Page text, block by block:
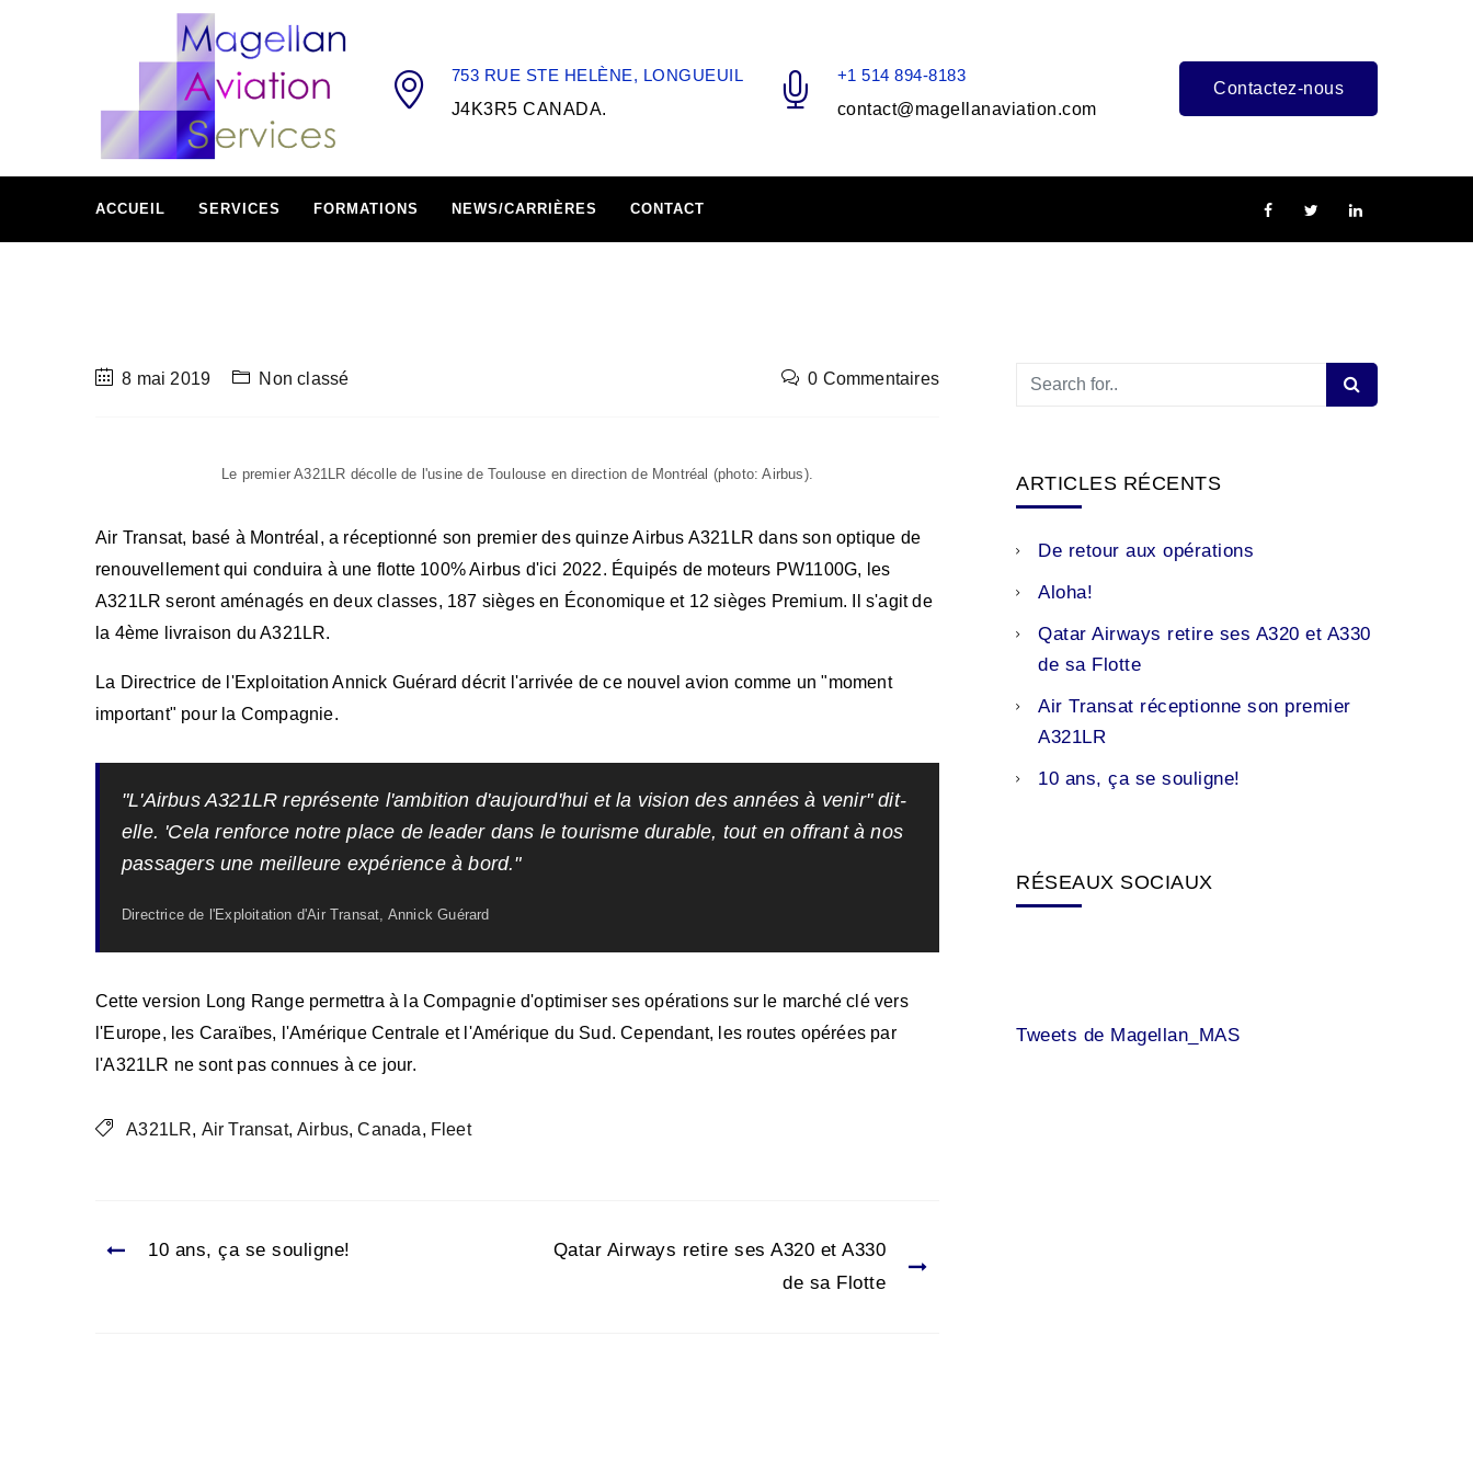
753 RUE STE HELÈNE, LONGUEUIL
J4K3R5 CANADA.
+1 514 894-8183
contact@magellanaviation.com
Contactez-nous
ACCUEIL SERVICES FORMATIONS NEWS/CARRIÈRES CONTACT
8 mai 2019 Non classé 0 Commentaires
Le premier A321LR décolle de l'usine de Toulouse en direction de Montréal (photo: Airbus).
Air Transat, basé à Montréal, a réceptionné son premier des quinze Airbus A321LR dans son optique de
renouvellement qui conduira à une flotte 100% Airbus d'ici 2022. Équipés de moteurs PW1100G, les
A321LR seront aménagés en deux classes, 187 sièges en Économique et 12 sièges Premium. Il s'agit de
la 4ème livraison du A321LR.
La Directrice de l'Exploitation Annick Guérard décrit l'arrivée de ce nouvel avion comme un "moment
important" pour la Compagnie.
"L'Airbus A321LR représente l'ambition d'aujourd'hui et la vision des années à venir" dit-
elle. 'Cela renforce notre place de leader dans le tourisme durable, tout en offrant à nos
passagers une meilleure expérience à bord."
Directrice de l'Exploitation d'Air Transat, Annick Guérard
Cette version Long Range permettra à la Compagnie d'optimiser ses opérations sur le marché clé vers
l'Europe, les Caraïbes, l'Amérique Centrale et l'Amérique du Sud. Cependant, les routes opérées par
l'A321LR ne sont pas connues à ce jour.
A321LR, Air Transat, Airbus, Canada, Fleet
10 ans, ça se souligne!
Qatar Airways retire ses A320 et A330
de sa Flotte
ARTICLES RÉCENTS
De retour aux opérations
Aloha!
Qatar Airways retire ses A320 et A330
de sa Flotte
Air Transat réceptionne son premier
A321LR
10 ans, ça se souligne!
RÉSEAUX SOCIAUX
Tweets de Magellan_MAS